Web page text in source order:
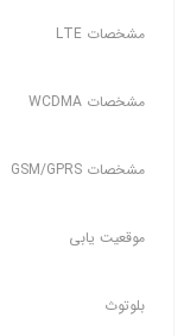
مشخصات LTE
مشخصات WCDMA
مشخصات GSM/GPRS
موقعیت یابی
بلوتوث